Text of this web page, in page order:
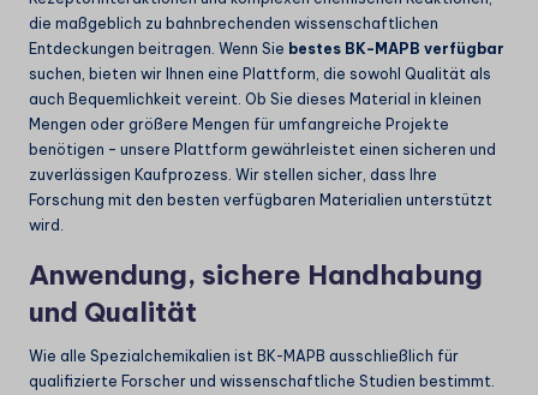
die maßgeblich zu bahnbrechenden wissenschaftlichen
Entdeckungen beitragen. Wenn Sie bestes BK-MAPB verfügbar
suchen, bieten wir Ihnen eine Plattform, die sowohl Qualität als
auch Bequemlichkeit vereint. Ob Sie dieses Material in kleinen
Mengen oder größere Mengen für umfangreiche Projekte
benötigen – unsere Plattform gewährleistet einen sicheren und
zuverlässigen Kaufprozess. Wir stellen sicher, dass Ihre
Forschung mit den besten verfügbaren Materialien unterstützt
wird.
Anwendung, sichere Handhabung
und Qualität
Wie alle Spezialchemikalien ist BK-MAPB ausschließlich für
qualifizierte Forscher und wissenschaftliche Studien bestimmt.